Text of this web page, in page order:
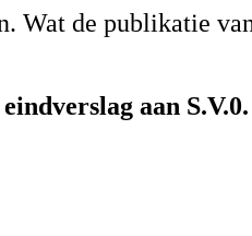
Wat de publikatie
eindverslag aan